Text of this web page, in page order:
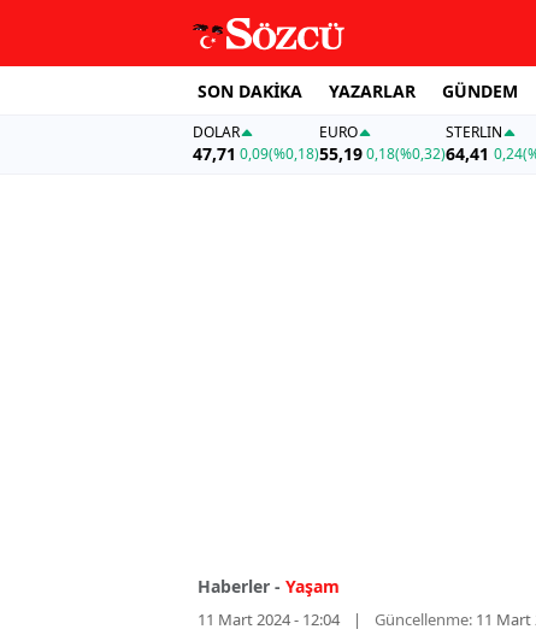
SON DAKİKA YAZARLAR GÜNDEM
DOLAR
47,71 0,09(%0,18)
EURO
55,19 0,18(%0,32)
STERLIN
64,41 0,24
Haberler - Yaşam
11 Mart 2024 - 12:04 Güncellenme: 11 Mart